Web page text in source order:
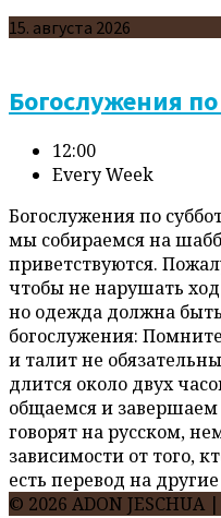
Events
15. августа 2026
Богослужения
12:00
Every Week
Богослужения по
мы собираемся на
приветствуются.
чтобы не нарушать
но одежда должна
богослужения:
и талит не
длится около двух
общаемся и
говорят на русском,
зависимости от того,
есть перевод на
© 2026 ADON